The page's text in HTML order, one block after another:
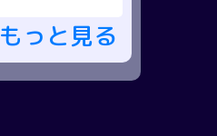
もっと見る